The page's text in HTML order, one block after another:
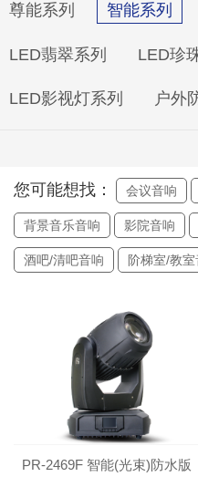
尊能系列 智能系列
LED翡翠系列 LED珍
LED影视灯系列 户外
您可能想找： 会议音响
背景音乐音响 影院音响
酒吧/清吧音响 阶梯室/教室
PR-2469F 智能(光束)防水版